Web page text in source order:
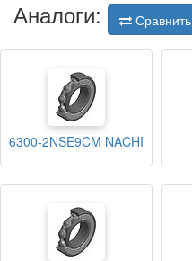
Аналоги: Сравнить
6300-2NSE9CM NACHI